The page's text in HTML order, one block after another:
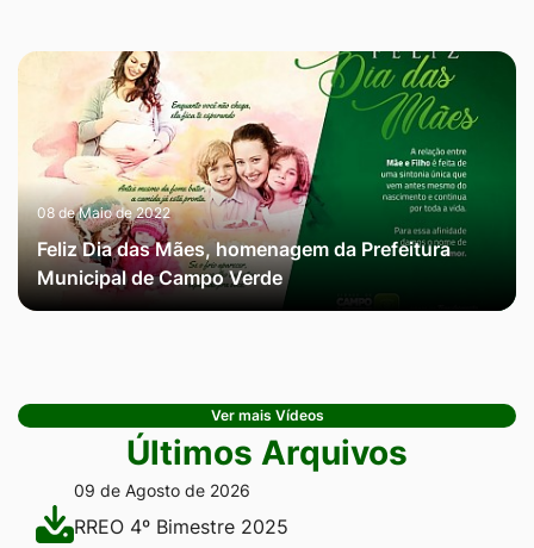
08 de Maio de 2022
Feliz Dia das Mães, homenagem da Prefeitura
Municipal de Campo Verde
Ver mais Vídeos
Últimos Arquivos
09 de Agosto de 2026
RREO 4º Bimestre 2025